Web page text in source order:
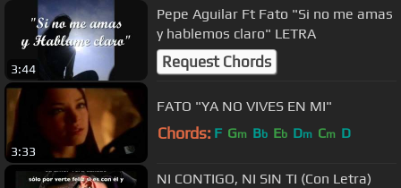
3:44
Pepe Aguilar Ft Fato "Si no me amas
y hablemos claro" LETRA
Request Chords
3:33
FATO "YA NO VIVES EN MI"
Chords: F Gm Bb Eb Dm Cm D
NI CONTIGO, NI SIN TI (Con Letra)